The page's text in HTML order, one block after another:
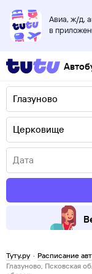
Авиа, ж/д,
в
Туту.ру · Расписание
Глазуново, Псковская